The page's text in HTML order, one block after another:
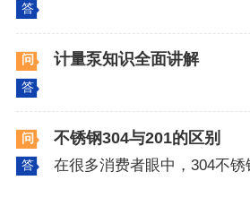
答
问 计量泵知识全面讲解
答
问 不锈钢304与201的区别
答 在很多消费者眼中，304不锈